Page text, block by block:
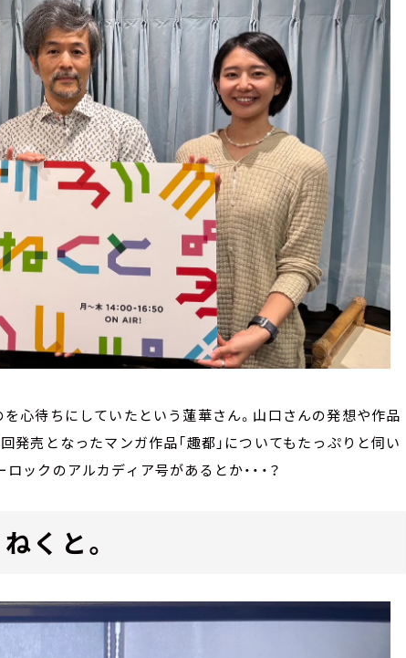
心待ちにしていたという蓮華さん。山口さんの発想や作品
発売となったマンガ作品「趣都」についてもたっぷりと伺い
ックのアルカディア号があるとか・・・？
くと。